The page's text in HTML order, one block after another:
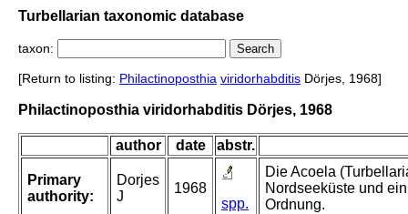
Turbellarian taxonomic database
taxon:
[Return to listing: Philactinoposthia viridorhabditis Dörjes, 1968]
Philactinoposthia viridorhabditis Dörjes, 1968
author date abstr.
Primary
authority:
Dorjes
J
1968
spp.
Die Acoela
Nordseeküste und
Ordnung.